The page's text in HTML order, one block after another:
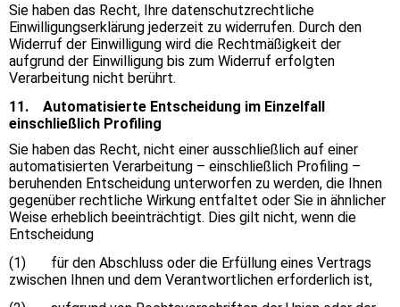
Sie haben das Recht, Ihre datenschutzrechtliche
Einwilligungserklärung jederzeit zu widerrufen. Durch den
Widerruf der Einwilligung wird die Rechtmäßigkeit der
aufgrund der Einwilligung bis zum Widerruf erfolgten
Verarbeitung nicht berührt.
11. Automatisierte Entscheidung im Einzelfall
einschließlich Profiling
Sie haben das Recht, nicht einer ausschließlich auf einer
automatisierten Verarbeitung – einschließlich Profiling –
beruhenden Entscheidung unterworfen zu werden, die Ihnen
gegenüber rechtliche Wirkung entfaltet oder Sie in ähnlicher
Weise erheblich beeinträchtigt. Dies gilt nicht, wenn die
Entscheidung
(1) für den Abschluss oder die Erfüllung eines Vertrags
zwischen Ihnen und dem Verantwortlichen erforderlich ist,